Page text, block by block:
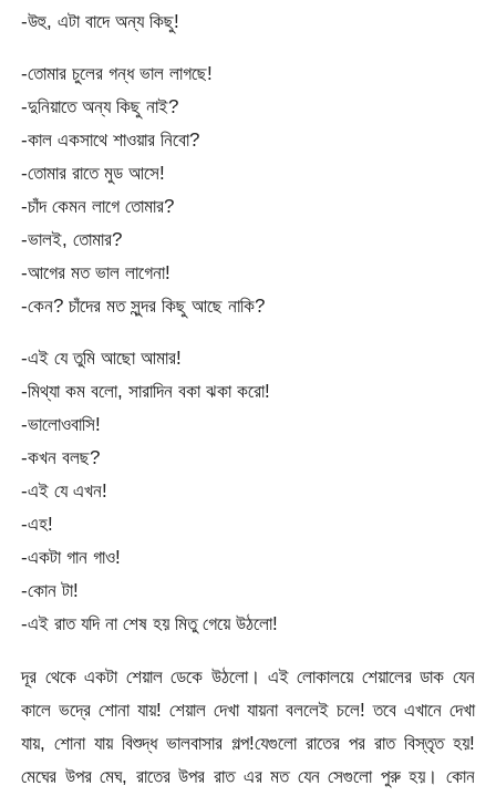
-উহু, এটা বাদে অন্য কিছু!
-তোমার চুলের গন্ধ ভাল লাগছে!
-দুনিয়াতে অন্য কিছু নাই?
-কাল একসাথে শাওয়ার নিবো?
-তোমার রাতে মুড আসে!
-চাঁদ কেমন লাগে তোমার?
-ভালই, তোমার?
-আগের মত ভাল লাগেনা!
-কেন? চাঁদের মত সুন্দর কিছু আছে নাকি?
-এই যে তুমি আছো আমার!
-মিথ্যা কম বলো, সারাদিন বকা ঝকা করো!
-ভালোওবাসি!
-কখন বলছ?
-এই যে এখন!
-এহ!
-একটা গান গাও!
-কোন টা!
-এই রাত যদি না শেষ হয় মিতু গেয়ে উঠলো!
দূর থেকে একটা শেয়াল ডেকে উঠলো। এই লোকালয়ে শেয়ালের ডাক যেন
কালে ভদ্রে শোনা যায়! শেয়াল দেখা যায়না বললেই চলে! তবে এখানে দেখা
যায়, শোনা যায় বিশুদ্ধ ভালবাসার গল্প!যেগুলো রাতের পর রাত বিস্তৃত হয়!
মেঘের উপর মেঘ, রাতের উপর রাত এর মত যেন সেগুলো পুরু হয়। কোন